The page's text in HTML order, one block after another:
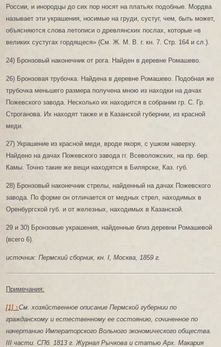
России, и инородцы до сих пор носят на платьях подобные. Мордва
называет эти украшения, носимые на груди, сустуг, чем, быть может,
объясняются слова летописи о древлянских послах, которые «в
великих сустугах гордящеся» (См. Ж. М. В. г. кн. 7. Стр. 164 и сл.).
24) Бронзовый наконечник от рога. Найден в деревне Ромашево.
26) Бронзовая трубочка. Найдена в деревне Ромашево. Подобная же
трубочка меньшего размера получена мною из находки на дачах
Пожевского завода. Несколько их находится в собрании гр. С. Гр.
Строганова. Их находят также и в Казанской губернии, из красной
меди.
27) Украшение из красной меди, вроде якоря, с ушком наверху.
Найдено на дачах Пожевского завода гг. Всеволожских, на пр. бер.
Камы. Точно такие же вещи находятся в Билярске, Каз. губ.
28) Бронзовый наконечник стрелы, найденный на дачах Пожевского
завода. По форме он отличается от медных стрел, находимых в
Оренбургской губ. и от железных, находимых в Казанской.
29 и 30) Бронзовые украшения, найденные близ деревни Ромашевой
(всего 6).
источник: Пермский сборник, кн. I, Москва, 1859 г.
Примечания:
[1] ↑См. хозяйственное описание Пермской губернии по
гражданскому и естественному ее состоянию, сочиненное по
начертанию Императорского Вольного экономического общества.
III части. СПб. 1813 г. Журнал Рычкова и статью Арх. Макария